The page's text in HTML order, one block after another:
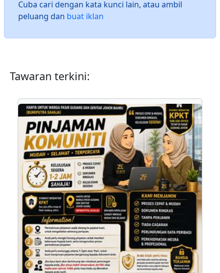
Cuba cari dengan kata kunci lain, atau ambil
peluang dan buat iklan
Tawaran terkini: